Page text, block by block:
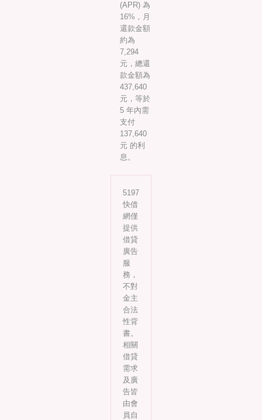
(APR) 為
16%，月
還款金額
約為
7,294
元，總還
款金額為
437,640
元，等於
5 年內需
支付
137,640
元 的利
息。
5197
快借
網僅
提供
借貸
廣告
服
務，
不對
金主
合法
性背
書。
相關
借貸
需求
及廣
告皆
由會
員自